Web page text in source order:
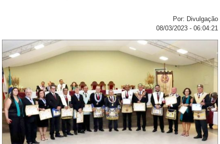
Por: Divulgação
08/03/2023 - 06:04:21